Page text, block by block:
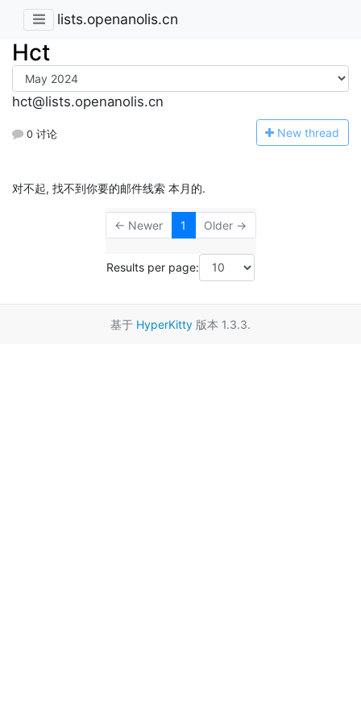
lists.openanolis.cn
Hct
hct@lists.openanolis.cn
0 讨论 New thread
对不起, 找不到你要的邮件线索 本月的.
← Newer 1 Older →
Results per page:
基于 HyperKitty 版本 1.3.3.